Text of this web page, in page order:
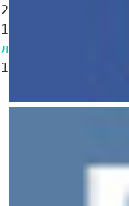
24.08.2023
15.05.2016
литературы
15.05.2016